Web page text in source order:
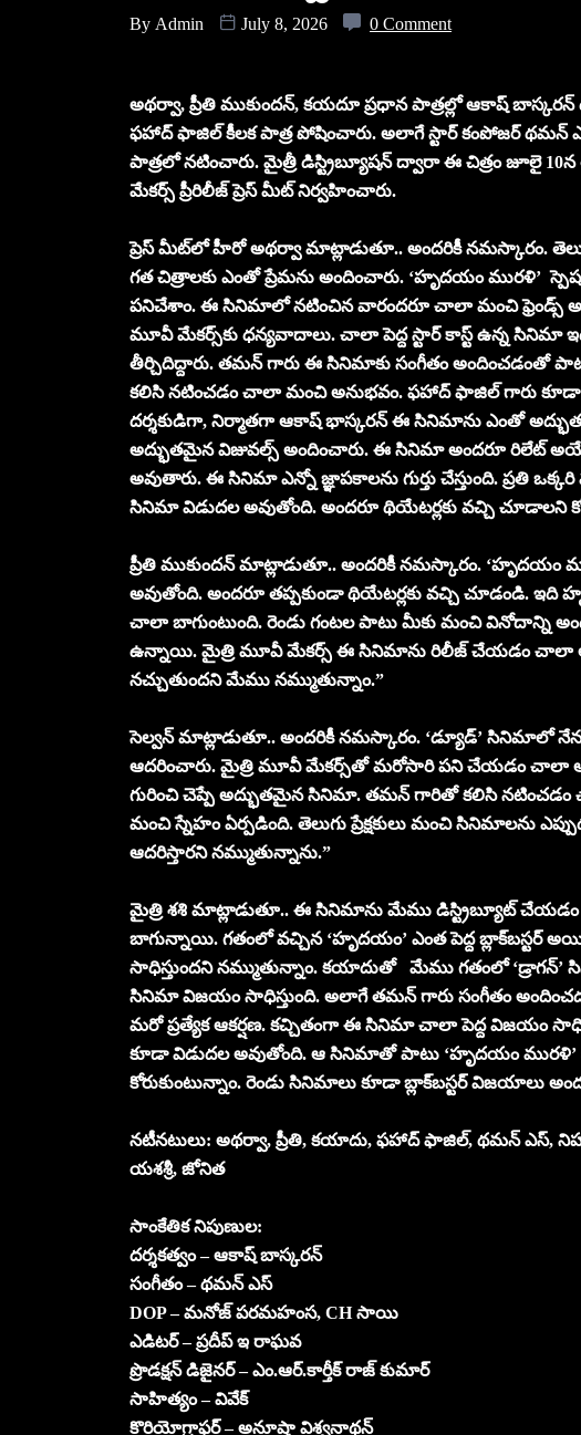
By Admin July 8, 2026 0 Comment
అథర్వా, ప్రీతి ముకుందన్, కయదూ ప్రధాన పాత్రల్లో ఆకాష్
ఫహాద్ ఫాజిల్ కీలక పాత్ర పోషించారు. అలాగే స్టార్ కంపోజర్ థమన్
పాత్రలో నటించారు. మైత్రీ డిస్ట్రిబ్యూషన్ ద్వారా ఈ చిత్రం జూలై
మేకర్స్ ప్రీరిలీజ్ ప్రెస్ మీట్ నిర్వహించారు.
ప్రెస్ మీట్‌లో హీరో అథర్వా మాట్లాడుతూ.. అందరికీ నమస్కారం.
గత చిత్రాలకు ఎంతో ప్రేమను అందించారు. ‘హృదయం మురళి’
పనిచేశాం. ఈ సినిమాలో నటించిన వారందరూ చాలా మంచి ఫ్రెండ్స్
మూవీ మేకర్స్‌కు ధన్యవాదాలు. చాలా పెద్ద స్టార్ కాస్ట్ ఉన్న సినిమా
తీర్చిదిద్దారు. తమన్ గారు ఈ సినిమాకు సంగీతం అందించడంతో
కలిసి నటించడం చాలా మంచి అనుభవం. ఫహాద్ ఫాజిల్ గారు
దర్శకుడిగా, నిర్మాతగా ఆకాష్ భాస్కరన్ ఈ సినిమాను ఎంతో
అద్భుతమైన విజువల్స్ అందించారు. ఈ సినిమా అందరూ రిలేట్
అవుతారు. ఈ సినిమా ఎన్నో జ్ఞాపకాలను గుర్తు చేస్తుంది. ప్రతి
సినిమా విడుదల అవుతోంది. అందరూ థియేటర్లకు వచ్చి చూడాలని
ప్రీతి ముకుందన్ మాట్లాడుతూ.. అందరికీ నమస్కారం. ‘హృదయం
అవుతోంది. అందరూ తప్పకుండా థియేటర్లకు వచ్చి చూడండి.
చాలా బాగుంటుంది. రెండు గంటల పాటు మీకు మంచి వినోదాన్ని
ఉన్నాయి. మైత్రి మూవీ మేకర్స్ ఈ సినిమాను రిలీజ్ చేయడం చాలా
నచ్చుతుందని మేము నమ్ముతున్నాం.”
సెల్వన్ మాట్లాడుతూ.. అందరికీ నమస్కారం. ‘డ్యూడ్’ సినిమాలో నేను
ఆదరించారు. మైత్రి మూవీ మేకర్స్‌తో మరోసారి పని చేయడం చాలా
గురించి చెప్పే అద్భుతమైన సినిమా. తమన్ గారితో కలిసి
మంచి స్నేహం ఏర్పడింది. తెలుగు ప్రేక్షకులు మంచి సినిమాలను
ఆదరిస్తారని నమ్ముతున్నాను.”
మైత్రి శశి మాట్లాడుతూ.. ఈ సినిమాను మేము డిస్ట్రిబ్యూట్
బాగున్నాయి. గతంలో వచ్చిన ‘హృదయం’ ఎంత పెద్ద బ్లాక్‌బస్టర్
సాధిస్తుందని నమ్ముతున్నాం. కయాదుతో మేము గతంలో ‘డ్రాగన్’
సినిమా విజయం సాధిస్తుంది. అలాగే తమన్ గారు సంగీతం
మరో ప్రత్యేక ఆకర్షణ. కచ్చితంగా ఈ సినిమా చాలా పెద్ద విజయం
కూడా విడుదల అవుతోంది. ఆ సినిమాతో పాటు ‘హృదయం
కోరుకుంటున్నాం. రెండు సినిమాలు కూడా బ్లాక్‌బస్టర్ విజయాలు
నటీనటులు: అథర్వా, ప్రీతి, కయాదు, ఫహాద్ ఫాజిల్, థమన్ ఎస్,
యశశ్రీ, జోనిత
సాంకేతిక నిపుణుల:
దర్శకత్వం – ఆకాష్ బాస్కరన్
సంగీతం – థమన్ ఎస్
DOP – మనోజ్ పరమహంస, CH సాయి
ఎడిటర్ – ప్రదీప్ ఇ రాఘవ
ప్రొడక్షన్ డిజైనర్ – ఎం.ఆర్.కార్తీక్ రాజ్ కుమార్
సాహిత్యం – వివేక్
కొరియోగ్రాఫర్ – అనూషా విశ్వనాథన్